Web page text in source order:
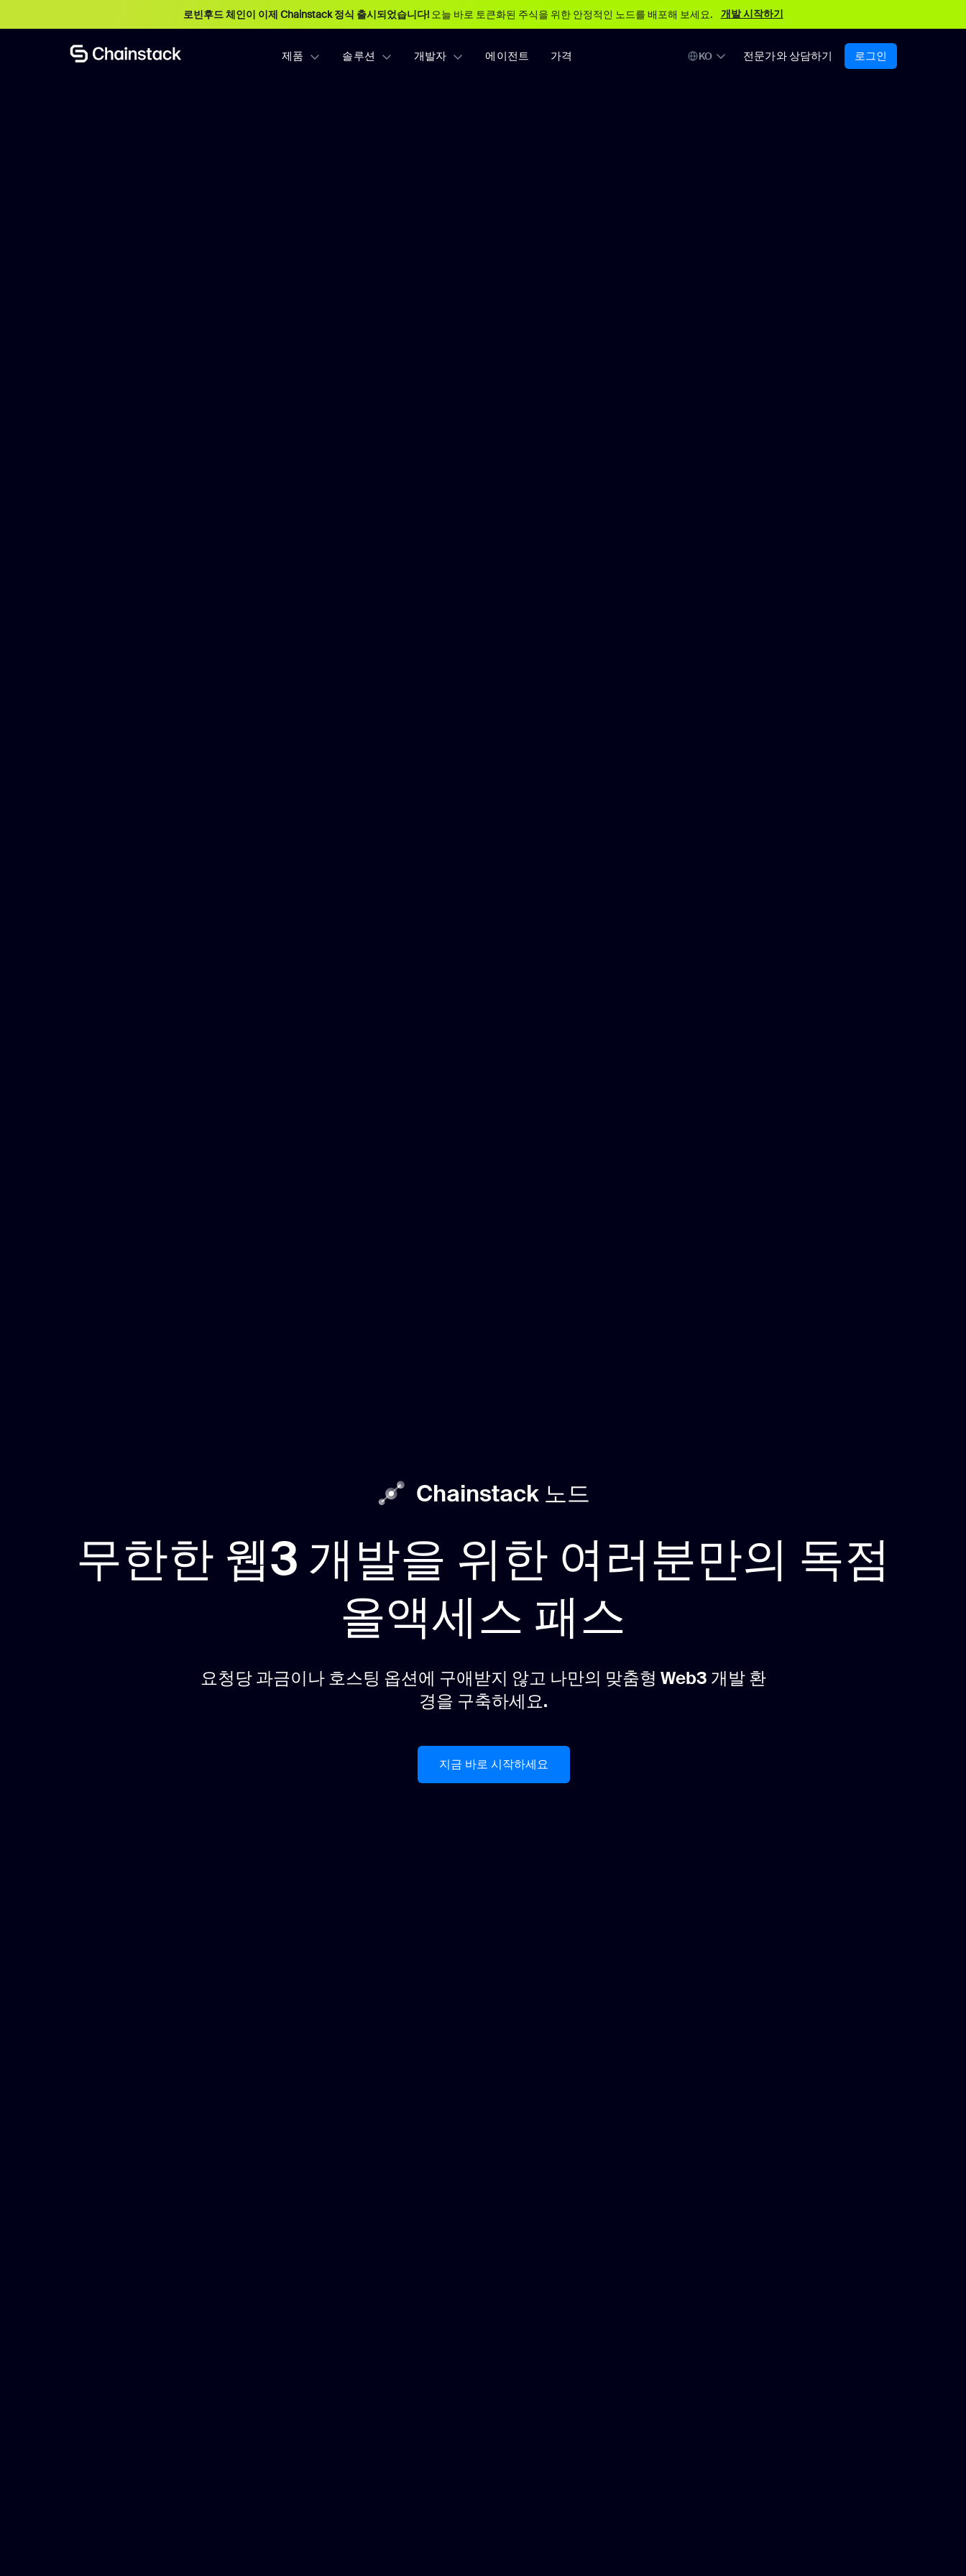
로빈후드 체인이 이제 Chainstack 정식 출시되었습니다!오늘 바로 토큰화된 주식을 위한 안정적인 노드를 배포해 보세요. 개발 시작하기
제품 솔루션 개발자 에이전트 가격 KO 전문가와 상담하기 로그인
Chainstack 노드
무한한 웹3 개발을 위한 여러분만의 독점
올액세스 패스
요청당 과금이나 호스팅 옵션에 구애받지 않고 나만의 맞춤형 Web3 개발 환
경을 구축하세요.
지금 바로 시작하세요